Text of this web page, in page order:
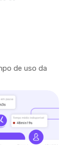
de uso da